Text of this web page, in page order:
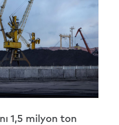
1,5 milyon ton